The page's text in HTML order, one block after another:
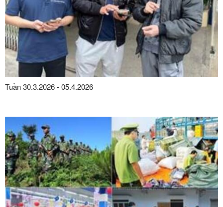
Tuần 30.3.2026 - 05.4.2026